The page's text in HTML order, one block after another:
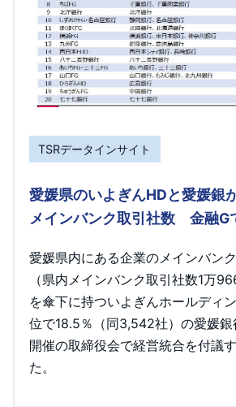
TSRデータインサイト
愛媛県のいよぎんHDと愛媛
メインバンク取引社数 金融G
愛媛県内にある企業のメインバン
（県内メインバンク取引社数1万
を傘下に持ついよぎんホールディ
位で18.5％（同3,542社）の愛媛
開催の取締役会で経営統合を付議
た。